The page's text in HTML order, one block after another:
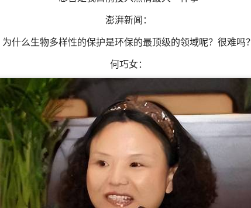
澎湃新闻：
为什么生物多样性的保护是环保的最顶级的领域呢？很难吗？
何巧女：